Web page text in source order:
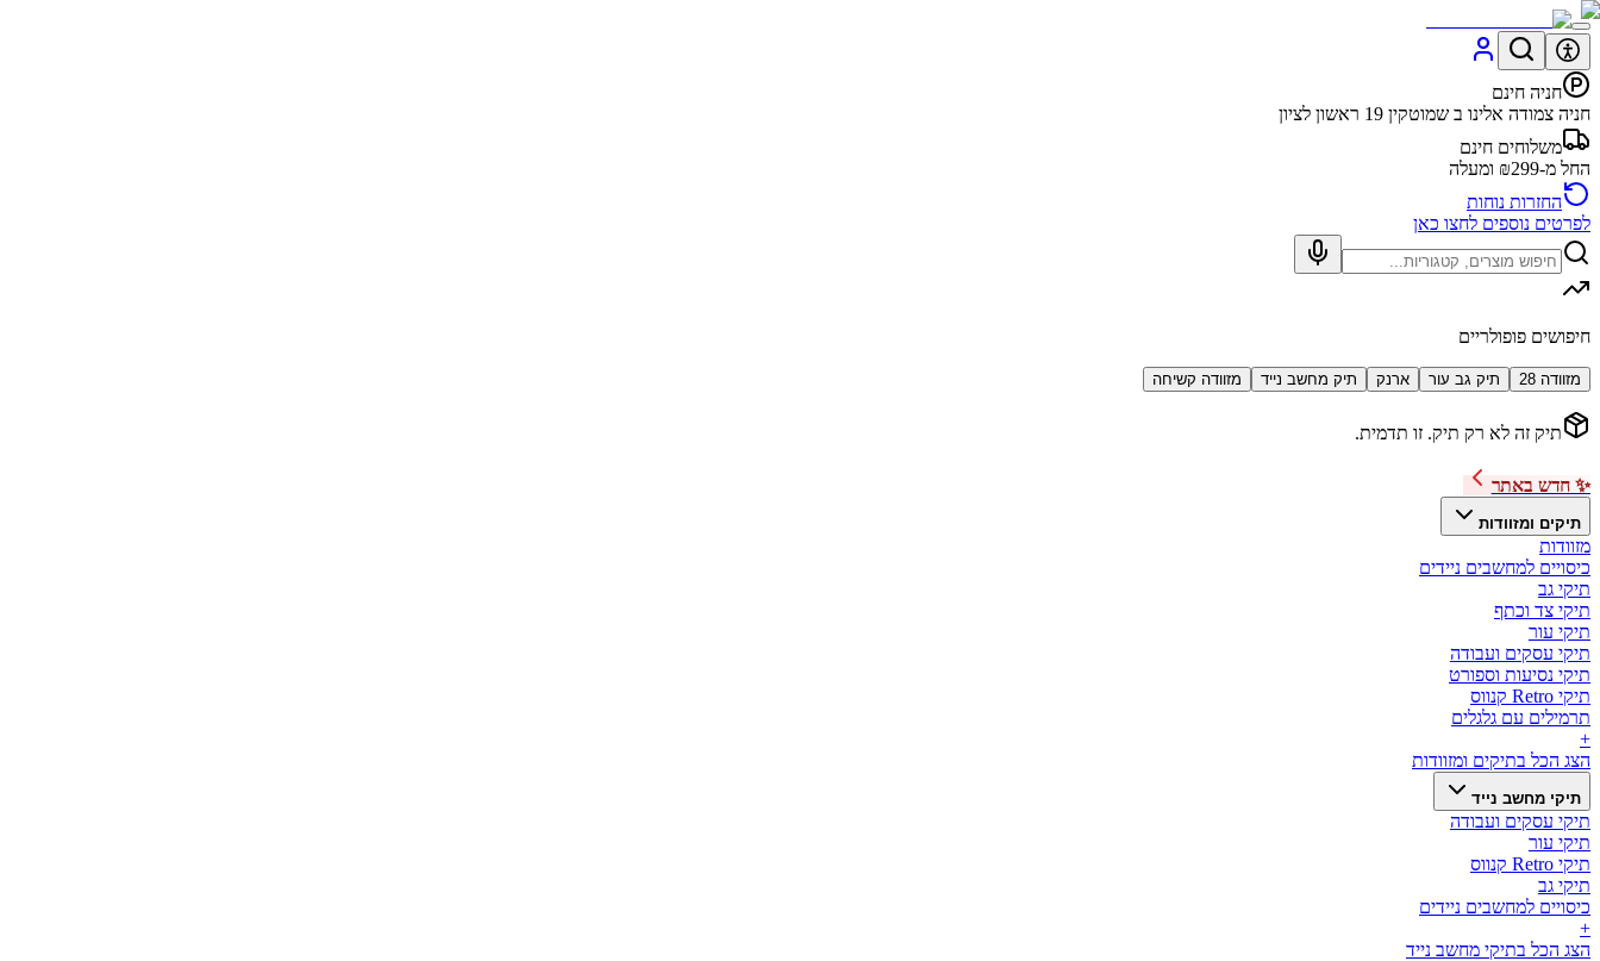
חניה חינם
חניה צמודה אלינו ב שמוטקין 19 ראשון לציון
משלוחים חינם
החל מ-₪299 ומעלה
החזרות נוחות
לפרטים נוספים לחצו כאן
חיפושים פופולריים
מזוודה 28 תיק גב עור ארנק תיק מחשב נייד מזוודה קשיחה
תיק זה לא רק תיק. זו תדמית.
✨ חדש באתר
תיקים ומזוודות
מזוודות
כיסויים למחשבים ניידים
תיקי גב
תיקי צד וכתף
תיקי עור
תיקי עסקים ועבודה
תיקי נסיעות וספורט
תיקי Retro קנווס
תרמילים עם גלגלים
+
הצג הכל בתיקים ומזוודות
תיקי מחשב נייד
תיקי עסקים ועבודה
תיקי עור
תיקי Retro קנווס
תיקי גב
כיסויים למחשבים ניידים
+
הצג הכל בתיקי מחשב נייד